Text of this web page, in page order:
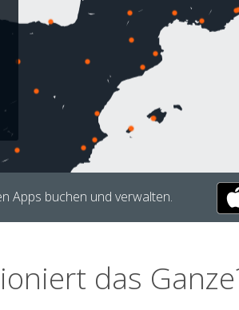
Apps buchen und verwalten.
das